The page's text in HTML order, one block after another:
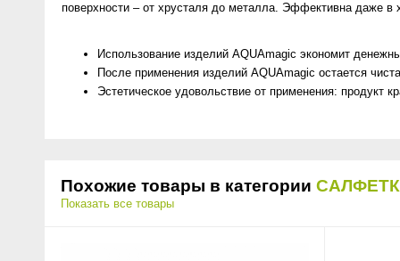
поверхности – от хрусталя до металла. Эффективна даже в
Использование изделий AQUAmagic экономит
После применения изделий AQUAmagic остается
Эстетическое удовольствие от применения: продукт
Похожие товары в категории
Показать все товары